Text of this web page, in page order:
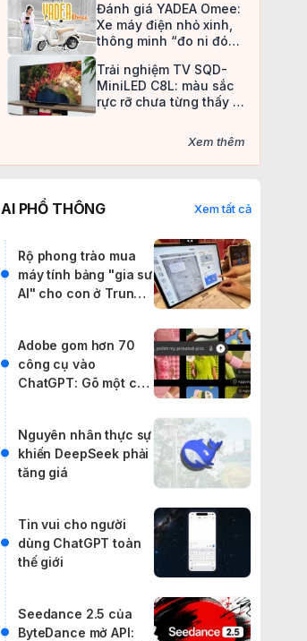
Đánh giá YADEA Omee:
Xe máy điện nhỏ xinh,
thông minh “đo ni đóng
Trải nghiệm TV SQD-
MiniLED C8L: màu sắc
rực rỡ chưa từng thấy ở
Xem thêm
AI PHỔ THÔNG Xem tất cả
Rộ phong trào mua
máy tính bảng "gia sư
AI" cho con ở Trung
Adobe gom hơn 70
công cụ vào
ChatGPT: Gõ một câu
Premiere
Nguyên nhân thực sự
khiến DeepSeek phải
tăng giá
Tin vui cho người
dùng ChatGPT toàn
thế giới
Seedance 2.5 của
ByteDance mở API: